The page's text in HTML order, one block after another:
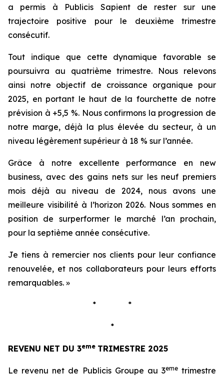
a permis à Publicis Sapient de rester sur une
trajectoire positive pour le deuxième trimestre
consécutif.
Tout indique que cette dynamique favorable se
poursuivra au quatrième trimestre. Nous relevons
ainsi notre objectif de croissance organique pour
2025, en portant le haut de la fourchette de notre
prévision à +5,5 %. Nous confirmons la progression de
notre marge, déjà la plus élevée du secteur, à un
niveau légèrement supérieur à 18 % sur l’année.
Grâce à notre excellente performance en new
business, avec des gains nets sur les neuf premiers
mois déjà au niveau de 2024, nous avons une
meilleure visibilité à l’horizon 2026. Nous sommes en
position de surperformer le marché l’an prochain,
pour la septième année consécutive.
Je tiens à remercier nos clients pour leur confiance
renouvelée, et nos collaborateurs pour leurs efforts
remarquables. »
* *
*
REVENU NET DU 3eme TRIMESTRE 2025
Le revenu net de Publicis Groupe au 3emetrimestre